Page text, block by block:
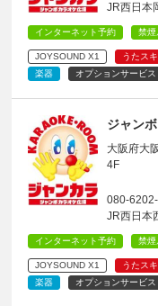
JR西日本
インターネット予約 禁煙
JOYSOUND X1 うたスキ
楽器
オプションサービス
ジャン
大阪府大
4F
080-
JR西日本
インターネット予約 禁煙
JOYSOUND X1 うたスキ
楽器
オプションサービス